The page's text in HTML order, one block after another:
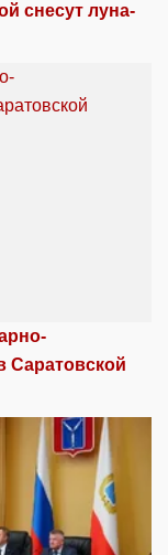
снесут луна-
Саратовской